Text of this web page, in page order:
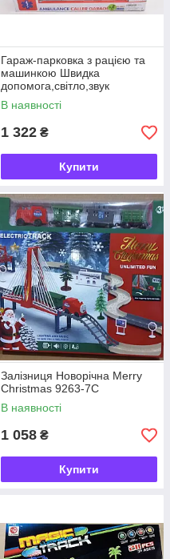
Гараж-парковка з рацією та
машинкою Швидка
допомога,світло,звук
В наявності
1 322 ₴
Купити
Залізниця Новорічна Merry
Christmas 9263-7C
В наявності
1 058 ₴
Купити